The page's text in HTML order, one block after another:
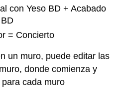
con Yeso BD + Acabado
= Concierto
un muro, puede editar las
donde comienza y
cada muro